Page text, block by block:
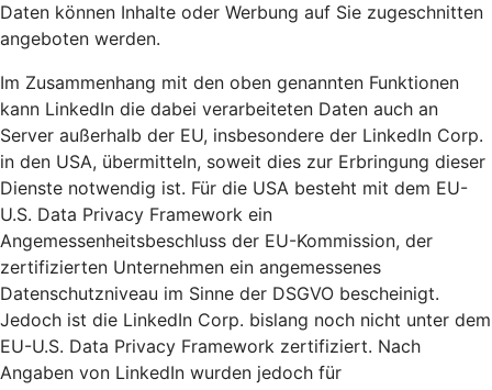
Daten können Inhalte oder Werbung auf Sie zugeschnitten
angeboten werden.
Im Zusammenhang mit den oben genannten Funktionen
kann LinkedIn die dabei verarbeiteten Daten auch an
Server außerhalb der EU, insbesondere der LinkedIn Corp.
in den USA, übermitteln, soweit dies zur Erbringung dieser
Dienste notwendig ist. Für die USA besteht mit dem EU-
U.S. Data Privacy Framework ein
Angemessenheitsbeschluss der EU-Kommission, der
zertifizierten Unternehmen ein angemessenes
Datenschutzniveau im Sinne der DSGVO bescheinigt.
Jedoch ist die LinkedIn Corp. bislang noch nicht unter dem
EU-U.S. Data Privacy Framework zertifiziert. Nach
Angaben von LinkedIn wurden jedoch für